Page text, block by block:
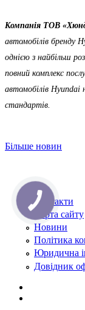
Компанія ТOВ
автомобілів бренду
однією з найбільш
повний комплекс
автомобілів Hyundai
стандартів.
Більше новин
Контакти
Карта сайту
Новини
Політика
Юридична
Довідник